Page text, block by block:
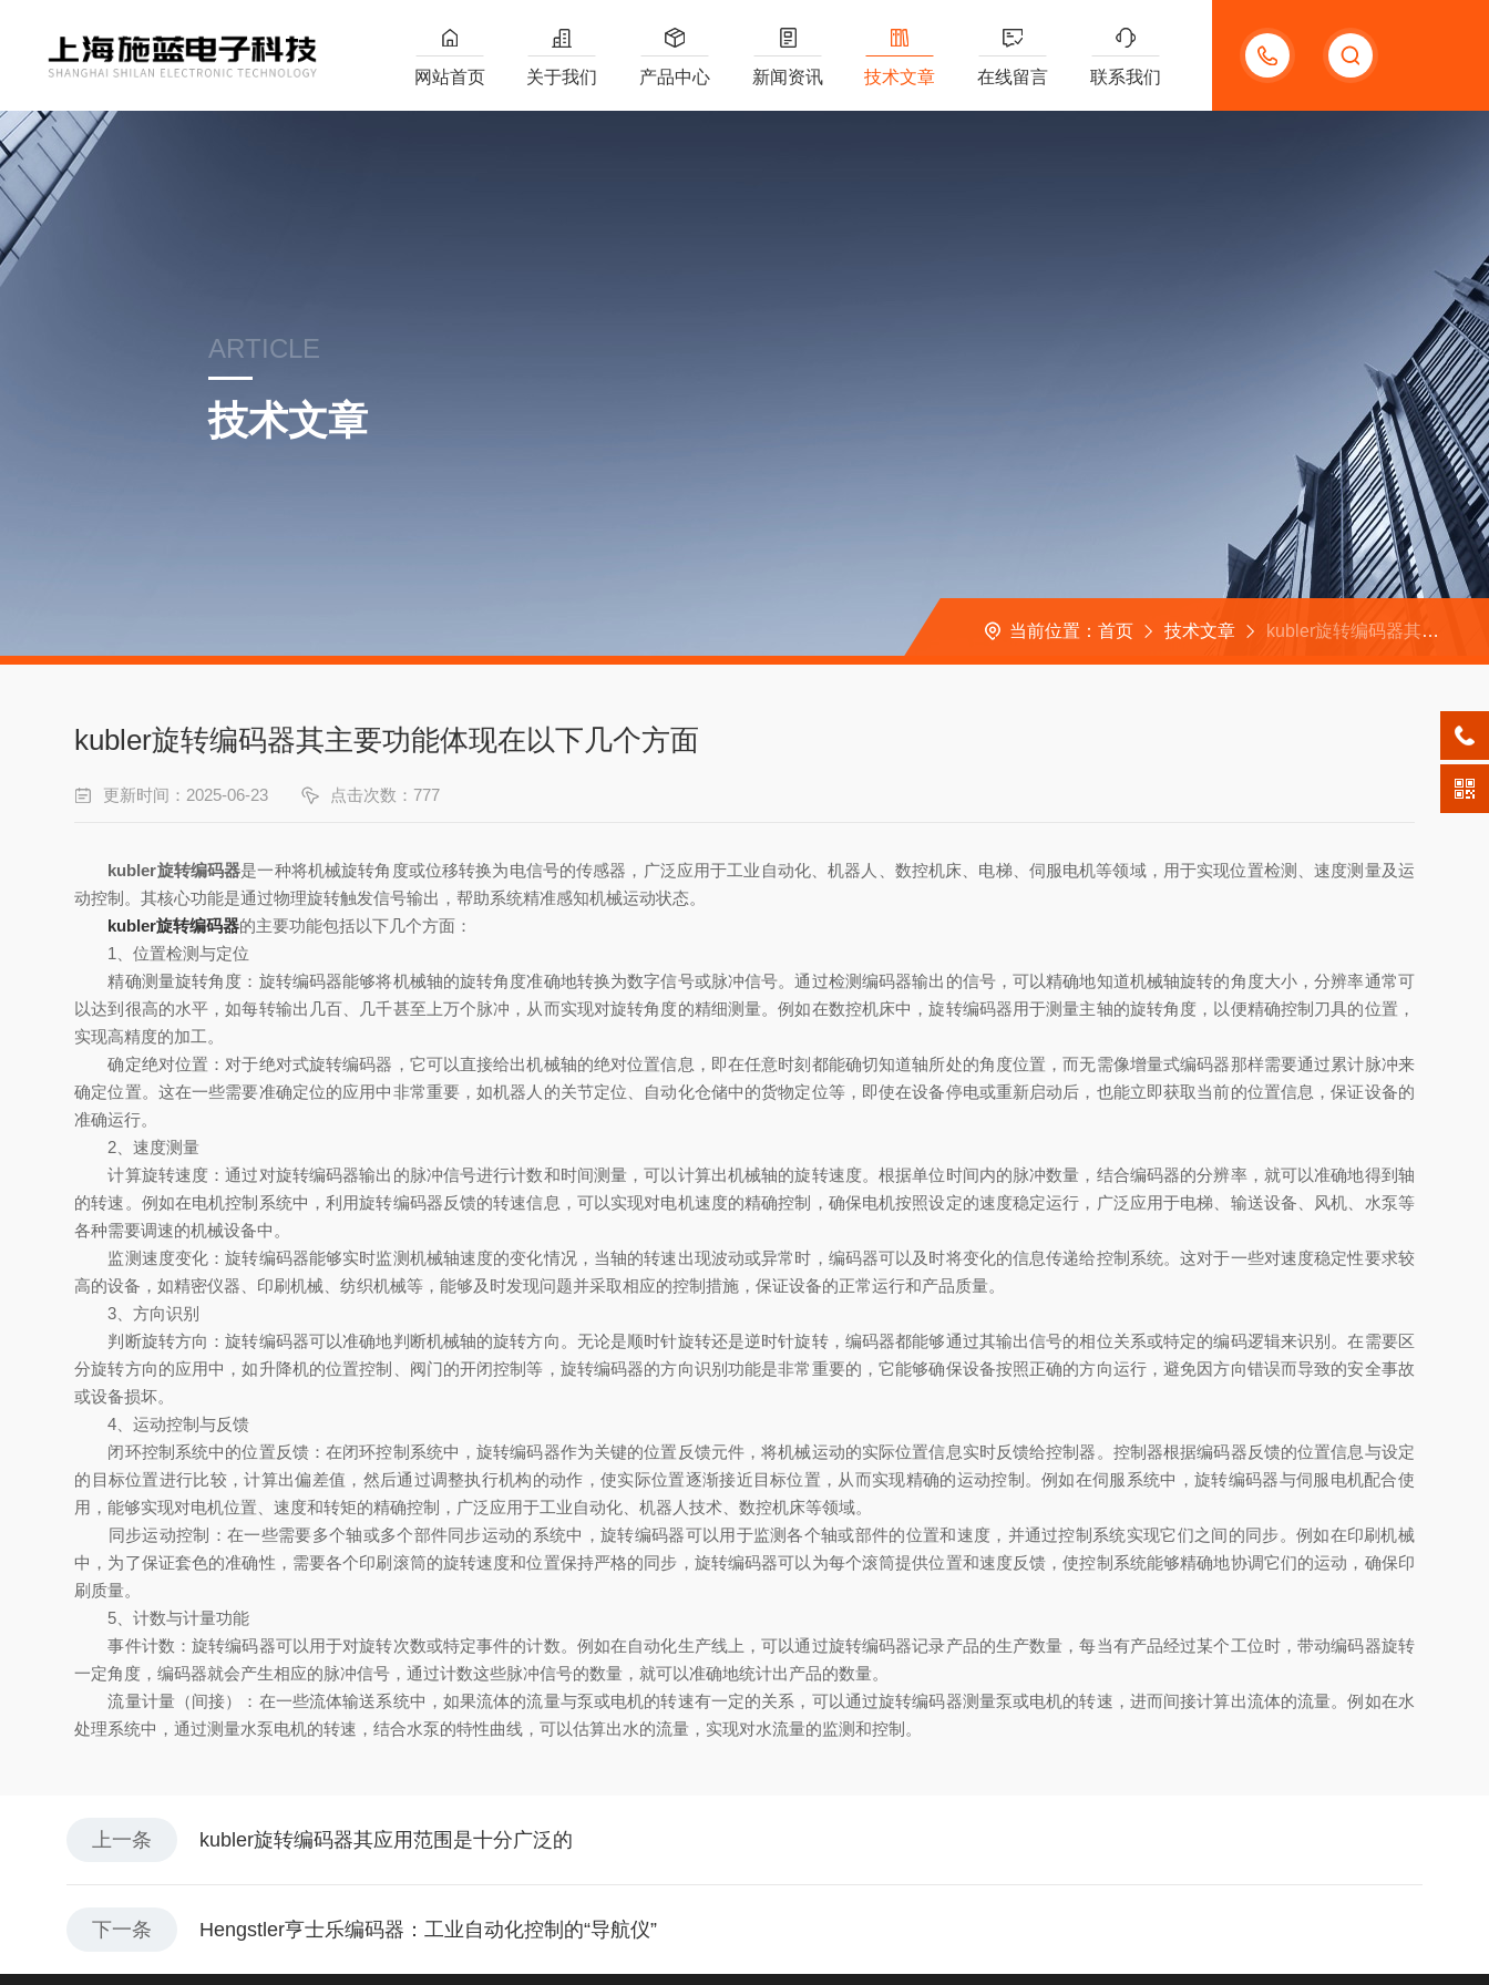
18621312427
网站首页 关于我们 产品中心 新闻资讯 技术文章 在线留言 联系我们
ARTICLE
技术文章
当前位置： 首页 技术文章 kubler旋转编码器其主要功能体现在以下几个方面
kubler旋转编码器其主要功能体现在以下几个方面
更新时间：2025-06-23 点击次数：777
kubler旋转编码器是一种将机械旋转角度或位移转换为电信号的传感器，广泛应用于工业自动化、机器人、数控机床、电梯、伺服电机等领域，用于实现位置检测、速度测量及运
动控制。其核心功能是通过物理旋转触发信号输出，帮助系统精准感知机械运动状态。
kubler旋转编码器的主要功能包括以下几个方面：
1、位置检测与定位
精确测量旋转角度：旋转编码器能够将机械轴的旋转角度准确地转换为数字信号或脉冲信号。通过检测编码器输出的信号，可以精确地知道机械轴旋转的角度大小，分辨率通常可
以达到很高的水平，如每转输出几百、几千甚至上万个脉冲，从而实现对旋转角度的精细测量。例如在数控机床中，旋转编码器用于测量主轴的旋转角度，以便精确控制刀具的位置，
实现高精度的加工。
确定绝对位置：对于绝对式旋转编码器，它可以直接给出机械轴的绝对位置信息，即在任意时刻都能确切知道轴所处的角度位置，而无需像增量式编码器那样需要通过累计脉冲来
确定位置。这在一些需要准确定位的应用中非常重要，如机器人的关节定位、自动化仓储中的货物定位等，即使在设备停电或重新启动后，也能立即获取当前的位置信息，保证设备的
准确运行。
2、速度测量
计算旋转速度：通过对旋转编码器输出的脉冲信号进行计数和时间测量，可以计算出机械轴的旋转速度。根据单位时间内的脉冲数量，结合编码器的分辨率，就可以准确地得到轴
的转速。例如在电机控制系统中，利用旋转编码器反馈的转速信息，可以实现对电机速度的精确控制，确保电机按照设定的速度稳定运行，广泛应用于电梯、输送设备、风机、水泵等
各种需要调速的机械设备中。
监测速度变化：旋转编码器能够实时监测机械轴速度的变化情况，当轴的转速出现波动或异常时，编码器可以及时将变化的信息传递给控制系统。这对于一些对速度稳定性要求较
高的设备，如精密仪器、印刷机械、纺织机械等，能够及时发现问题并采取相应的控制措施，保证设备的正常运行和产品质量。
3、方向识别
判断旋转方向：旋转编码器可以准确地判断机械轴的旋转方向。无论是顺时针旋转还是逆时针旋转，编码器都能够通过其输出信号的相位关系或特定的编码逻辑来识别。在需要区
分旋转方向的应用中，如升降机的位置控制、阀门的开闭控制等，旋转编码器的方向识别功能是非常重要的，它能够确保设备按照正确的方向运行，避免因方向错误而导致的安全事故
或设备损坏。
4、运动控制与反馈
闭环控制系统中的位置反馈：在闭环控制系统中，旋转编码器作为关键的位置反馈元件，将机械运动的实际位置信息实时反馈给控制器。控制器根据编码器反馈的位置信息与设定
的目标位置进行比较，计算出偏差值，然后通过调整执行机构的动作，使实际位置逐渐接近目标位置，从而实现精确的运动控制。例如在伺服系统中，旋转编码器与伺服电机配合使
用，能够实现对电机位置、速度和转矩的精确控制，广泛应用于工业自动化、机器人技术、数控机床等领域。
同步运动控制：在一些需要多个轴或多个部件同步运动的系统中，旋转编码器可以用于监测各个轴或部件的位置和速度，并通过控制系统实现它们之间的同步。例如在印刷机械
中，为了保证套色的准确性，需要各个印刷滚筒的旋转速度和位置保持严格的同步，旋转编码器可以为每个滚筒提供位置和速度反馈，使控制系统能够精确地协调它们的运动，确保印
刷质量。
5、计数与计量功能
事件计数：旋转编码器可以用于对旋转次数或特定事件的计数。例如在自动化生产线上，可以通过旋转编码器记录产品的生产数量，每当有产品经过某个工位时，带动编码器旋转
一定角度，编码器就会产生相应的脉冲信号，通过计数这些脉冲信号的数量，就可以准确地统计出产品的数量。
流量计量（间接）：在一些流体输送系统中，如果流体的流量与泵或电机的转速有一定的关系，可以通过旋转编码器测量泵或电机的转速，进而间接计算出流体的流量。例如在水
处理系统中，通过测量水泵电机的转速，结合水泵的特性曲线，可以估算出水的流量，实现对水流量的监测和控制。
上一条 kubler旋转编码器其应用范围是十分广泛的
下一条 Hengstler亨士乐编码器：工业自动化控制的“导航仪”